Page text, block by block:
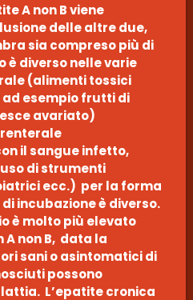
A non B viene
delle altre due,
sia compreso più di
è diverso nelle varie
(alimenti tossici
esempio frutti di
avariato)
il sangue infetto,
di strumenti
ecc.) per la forma
incubazione è diverso.
è molto più elevato
A non B, data la
sani o asintomatici di
possono
L’epatite cronica